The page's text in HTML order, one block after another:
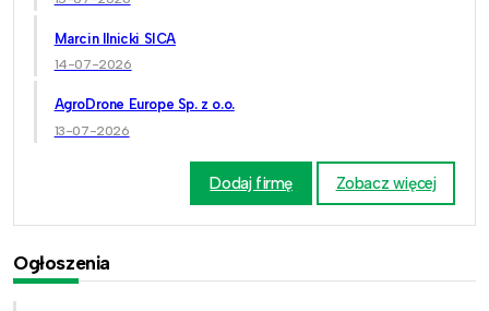
Marcin Ilnicki SICA
14-07-2026
AgroDrone Europe Sp. z o.o.
13-07-2026
Dodaj firmę Zobacz więcej
Ogłoszenia